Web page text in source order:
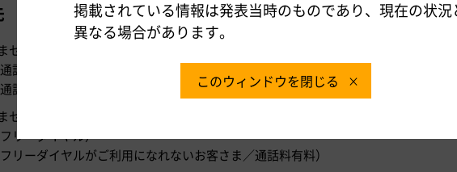
センター （24時間365日対応）
話料有料）
話料有料）
センター （24時間365日対応）
リーダイヤル）
リーダイヤルがご利用になれないお客さま／通話料有料）
掲載されている情報は発表当時のものであり、現在の状況
異なる場合があります。
このウィンドウを閉じる